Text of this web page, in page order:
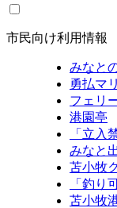
市民向け利用情報
みなと
勇払マ
フェリ
港園亭
「立入
みなと
苫小牧
「釣り
苫小牧